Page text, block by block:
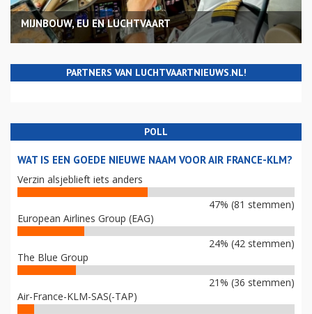
MIJNBOUW, EU EN LUCHTVAART
PARTNERS VAN LUCHTVAARTNIEUWS.NL!
POLL
WAT IS EEN GOEDE NIEUWE NAAM VOOR AIR FRANCE-KLM?
Verzin alsjeblieft iets anders
47% (81 stemmen)
European Airlines Group (EAG)
24% (42 stemmen)
The Blue Group
21% (36 stemmen)
Air-France-KLM-SAS(-TAP)